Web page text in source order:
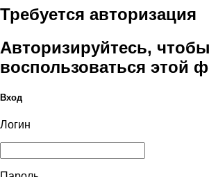
Требуется авторизация
Авторизируйтесь, чтобы
воспользоваться этой
Вход
Логин